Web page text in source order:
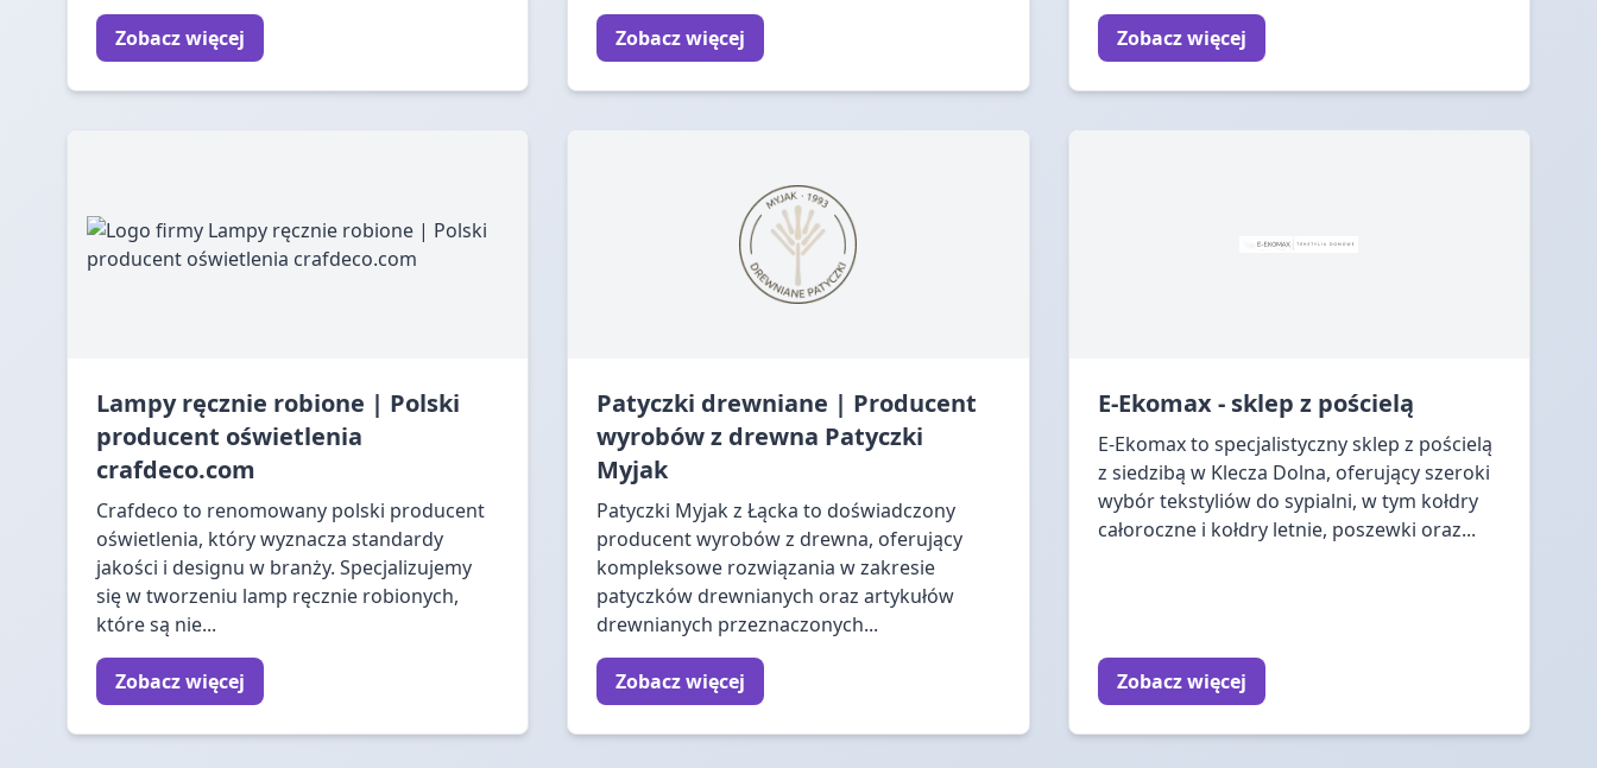
Zobacz więcej Zobacz więcej Zobacz więcej
Lampy ręcznie robione | Polski
producent oświetlenia
crafdeco.com
Crafdeco to renomowany polski producent
oświetlenia, który wyznacza standardy
jakości i designu w branży. Specjalizujemy
się w tworzeniu lamp ręcznie robionych,
które są nie...
Zobacz więcej
Patyczki drewniane | Producent
wyrobów z drewna Patyczki
Myjak
Patyczki Myjak z Łącka to doświadczony
producent wyrobów z drewna, oferujący
kompleksowe rozwiązania w zakresie
patyczków drewnianych oraz artykułów
drewnianych przeznaczonych...
Zobacz więcej
E-Ekomax - sklep z pościelą
E-Ekomax to specjalistyczny sklep z pościelą
z siedzibą w Klecza Dolna, oferujący szeroki
wybór tekstyliów do sypialni, w tym kołdry
całoroczne i kołdry letnie, poszewki oraz...
Zobacz więcej